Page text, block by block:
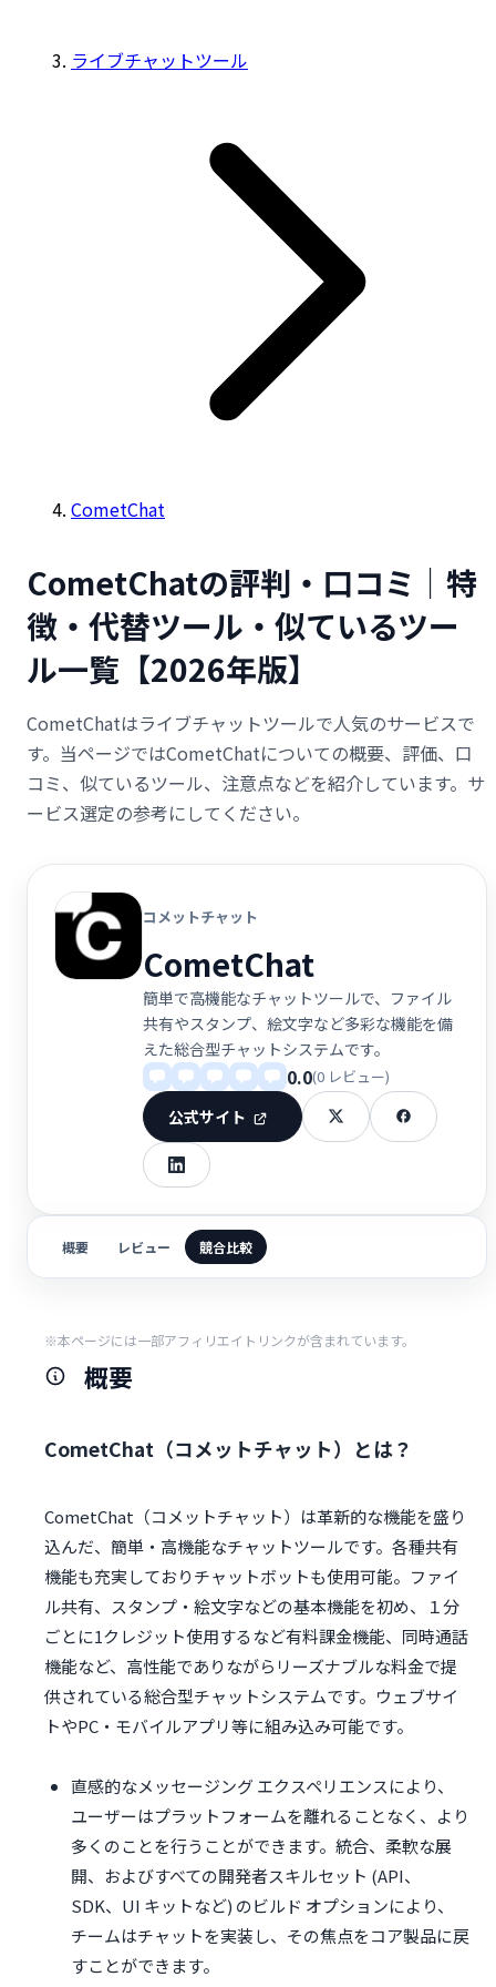
ライブチャットツール
CometChat
CometChatの評判・口コミ｜特
徴・代替ツール・似ているツー
ル一覧【2026年版】
CometChatはライブチャットツールで人気のサービスで
す。当ページではCometChatについての概要、評価、口
コミ、似ているツール、注意点などを紹介しています。サ
ービス選定の参考にしてください。
コメットチャット
CometChat
簡単で高機能なチャットツールで、ファイル
共有やスタンプ、絵文字など多彩な機能を備
えた総合型チャットシステムです。
0.0(0 レビュー)
公式サイト
概要 レビュー 競合比較
※本ページには一部アフィリエイトリンクが含まれています。
概要
CometChat（コメットチャット）とは？
CometChat（コメットチャット）は革新的な機能を盛り
込んだ、簡単・高機能なチャットツールです。各種共有
機能も充実しておりチャットボットも使用可能。ファイ
ル共有、スタンプ・絵文字などの基本機能を初め、１分
ごとに1クレジット使用するなど有料課金機能、同時通話
機能など、高性能でありながらリーズナブルな料金で提
供されている総合型チャットシステムです。ウェブサイ
トやPC・モバイルアプリ等に組み込み可能です。
直感的なメッセージング エクスペリエンスにより、
ユーザーはプラットフォームを離れることなく、より
多くのことを行うことができます。統合、柔軟な展
開、およびすべての開発者スキルセット (API、
SDK、UI キットなど) のビルド オプションにより、
チームはチャットを実装し、その焦点をコア製品に戻
すことができます。